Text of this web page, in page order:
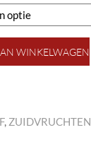
WINKELWAGEN
, ZUIDVRUCHTEN